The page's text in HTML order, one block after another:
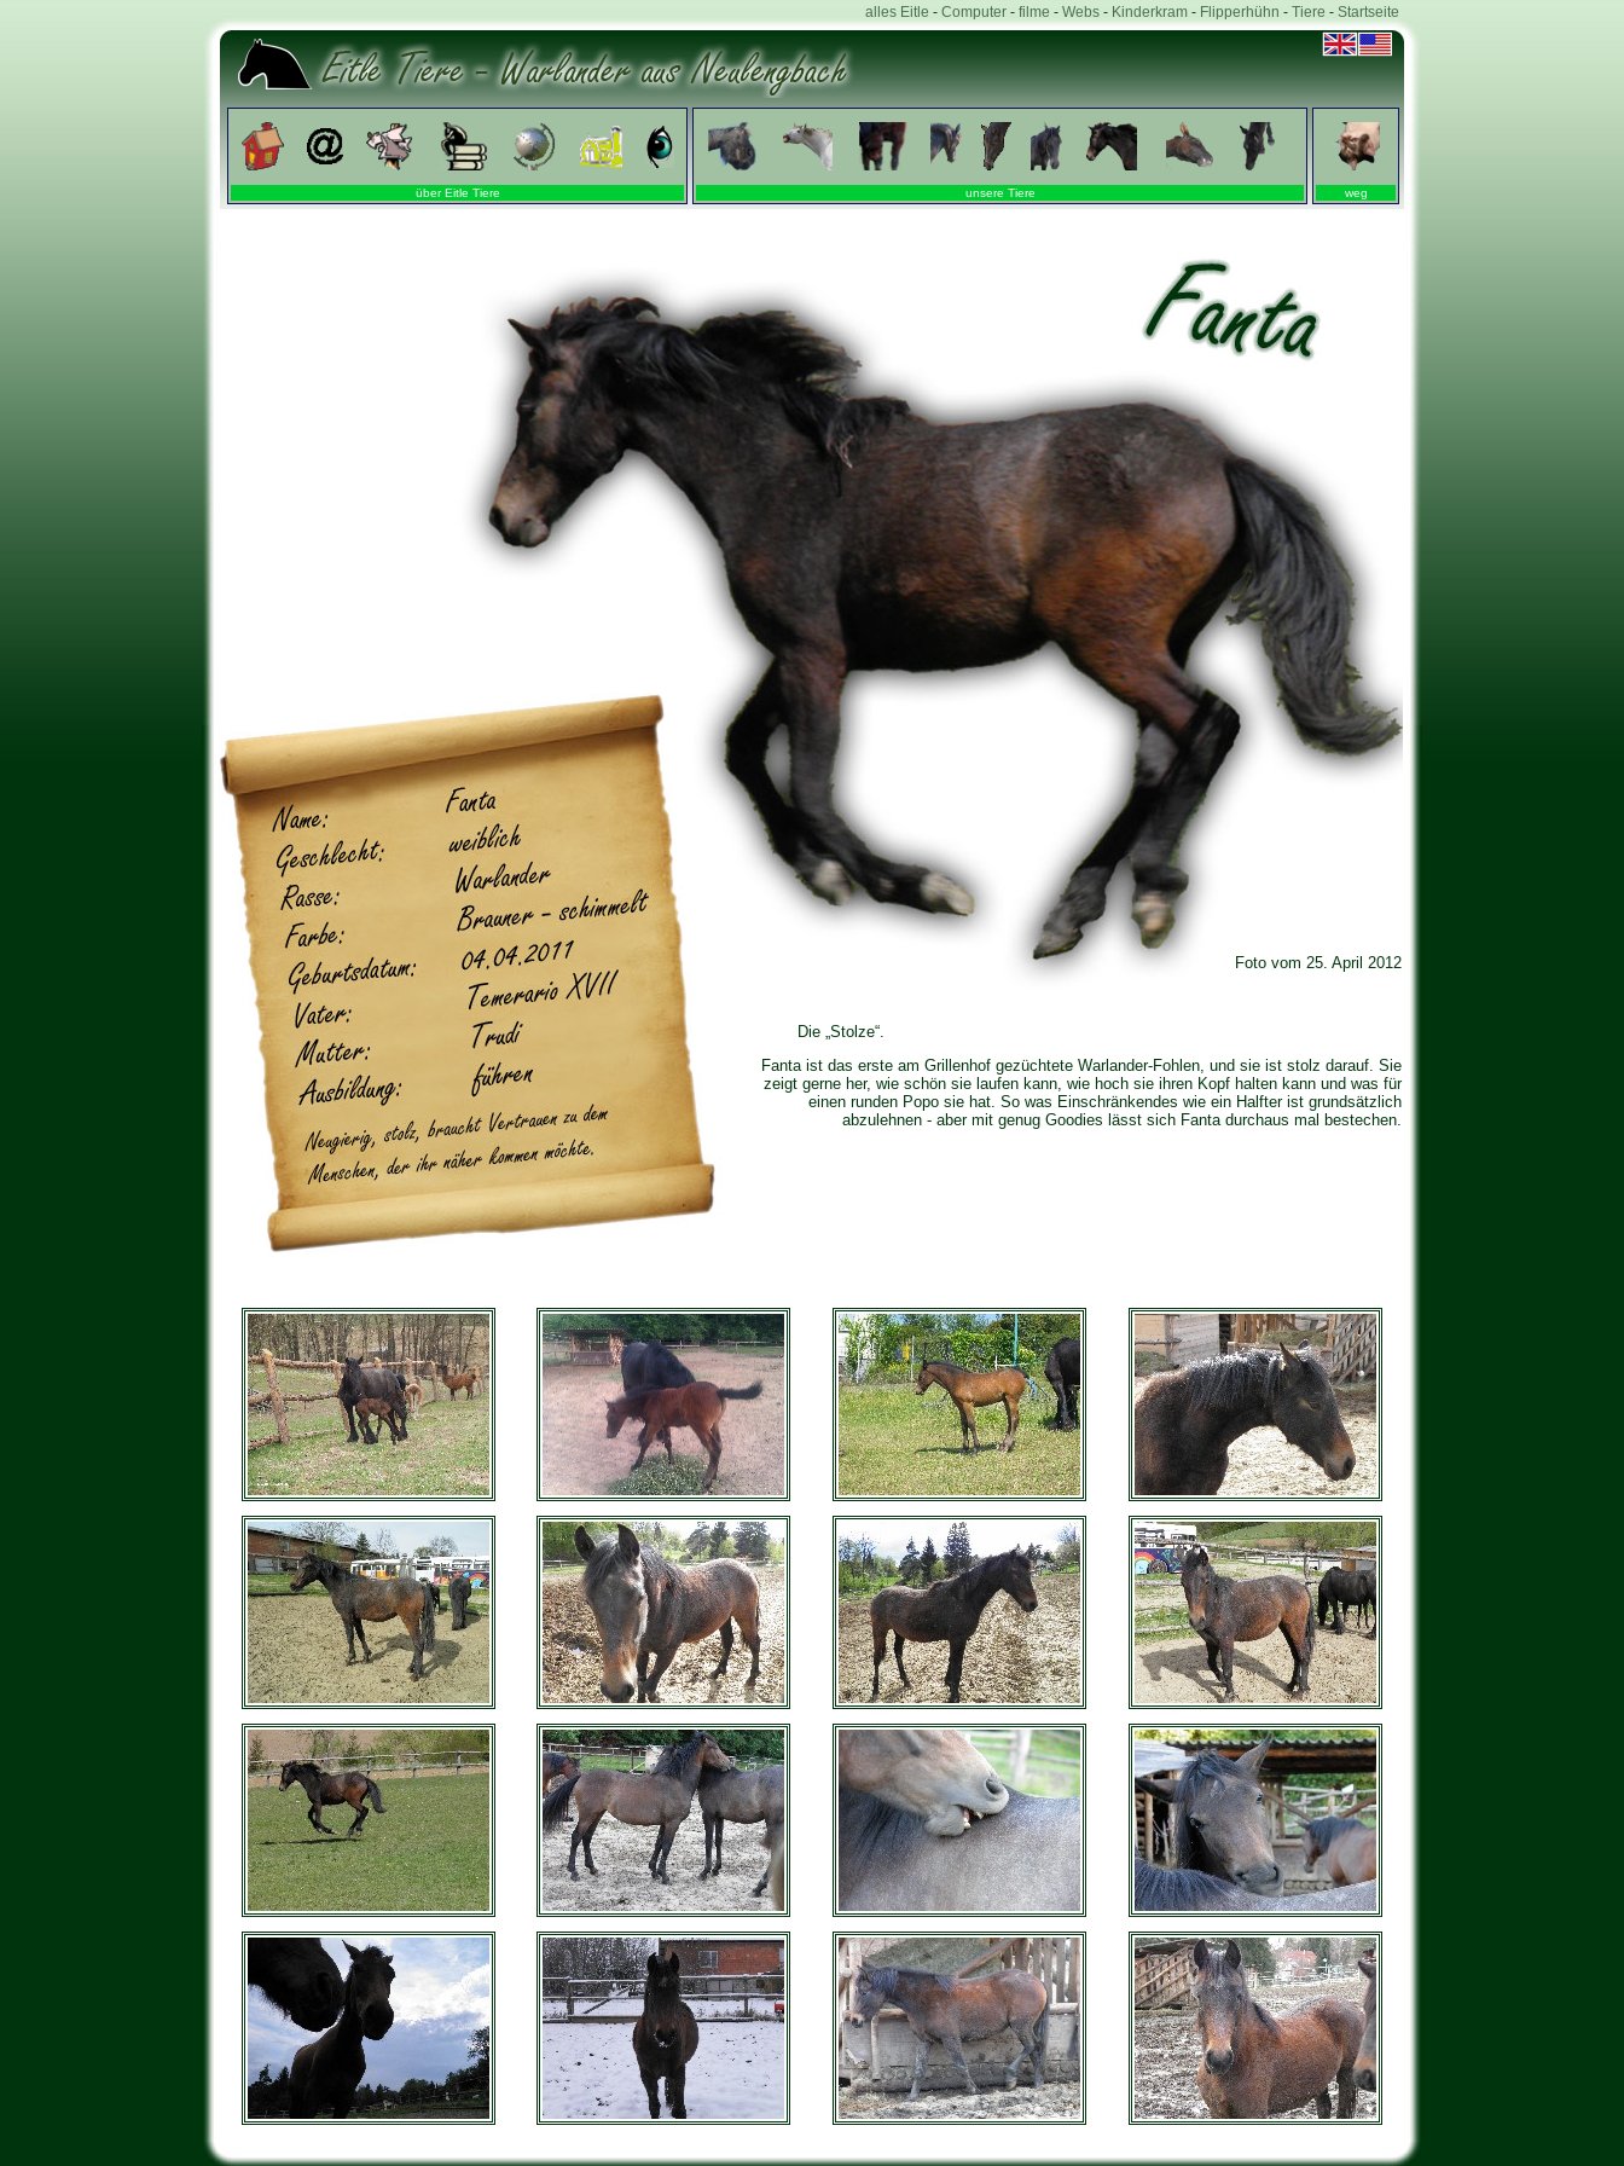
alles Eitle - Computer - filme - Webs - Kinderkram - Flipperhühn - Tiere - Startseite
über Eitle Tiere unsere Tiere weg
Foto vom 25. April 2012
Die „Stolze“.
Fanta ist das erste am Grillenhof gezüchtete Warlander-Fohlen, und sie ist stolz darauf. Sie
zeigt gerne her, wie schön sie laufen kann, wie hoch sie ihren Kopf halten kann und was für
einen runden Popo sie hat. So was Einschränkendes wie ein Halfter ist grundsätzlich
abzulehnen - aber mit genug Goodies lässt sich Fanta durchaus mal bestechen.